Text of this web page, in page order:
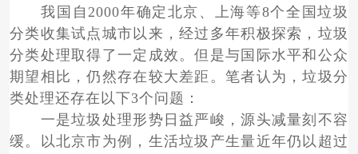
我国自2000年确定北京、上海等8个全国垃圾
分类收集试点城市以来，经过多年积极探索，垃圾
分类处理取得了一定成效。但是与国际水平和公众
期望相比，仍然存在较大差距。笔者认为，垃圾分
类处理还存在以下3个问题：
一是垃圾处理形势日益严峻，源头减量刻不容
缓。以北京市为例，生活垃圾产生量近年仍以超过